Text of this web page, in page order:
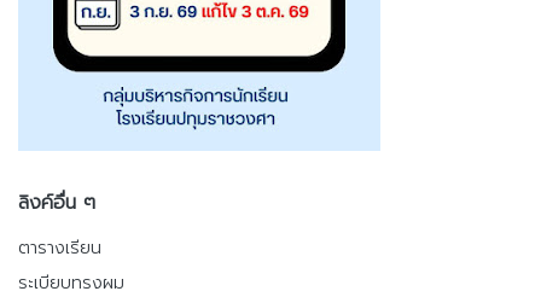
ลิงค์อื่น ๆ
ตารางเรียน
ระเบียบทรงผม